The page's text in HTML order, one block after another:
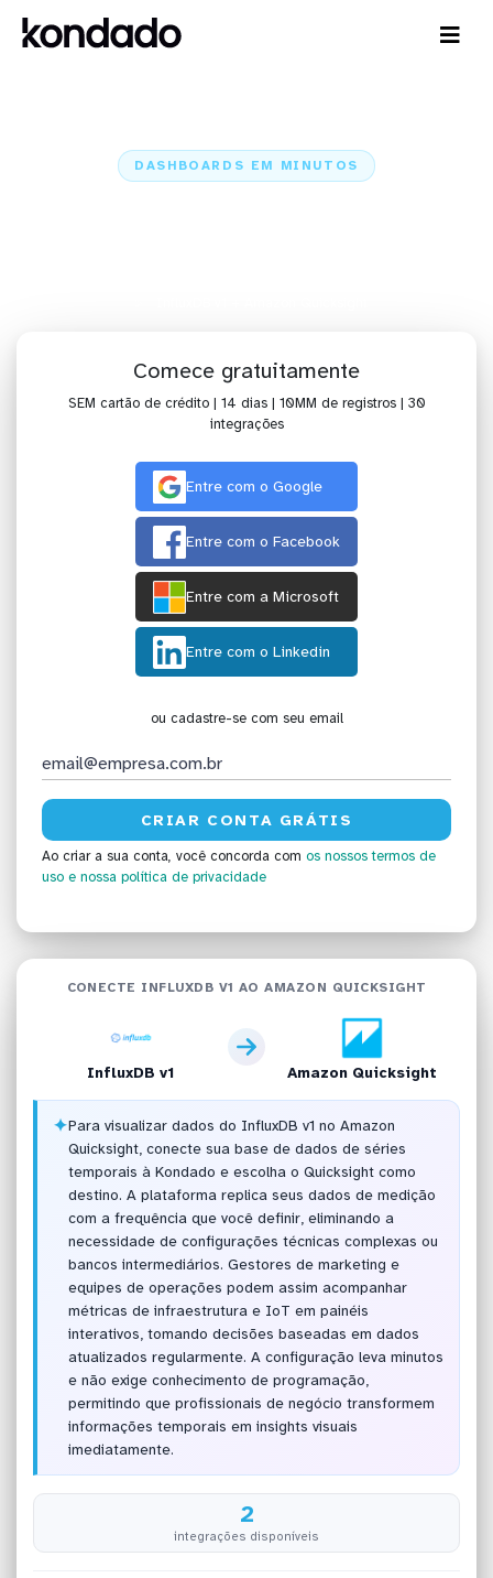
DASHBOARDS EM MINUTOS
Comece gratuitamente
SEM cartão de crédito | 14 dias | 10MM de registros | 30
integrações
Entre com o Google
Entre com o Facebook
Entre com a Microsoft
Entre com o Linkedin
ou cadastre-se com seu email
Ao criar a sua conta, você concorda com os nossos termos de
uso e nossa política de privacidade
CONECTE INFLUXDB V1 AO AMAZON QUICKSIGHT
InfluxDB v1 Amazon Quicksight
✦Para visualizar dados do InfluxDB v1 no Amazon
Quicksight, conecte sua base de dados de séries
temporais à Kondado e escolha o Quicksight como
destino. A plataforma replica seus dados de medição
com a frequência que você definir, eliminando a
necessidade de configurações técnicas complexas ou
bancos intermediários. Gestores de marketing e
equipes de operações podem assim acompanhar
métricas de infraestrutura e IoT em painéis
interativos, tomando decisões baseadas em dados
atualizados regularmente. A configuração leva minutos
e não exige conhecimento de programação,
permitindo que profissionais de negócio transformem
informações temporais em insights visuais
imediatamente.
2
integrações disponíveis